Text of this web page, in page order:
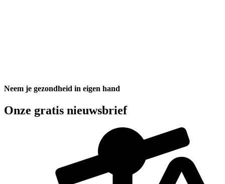
Neem je gezondheid in eigen hand
Onze gratis nieuwsbrief